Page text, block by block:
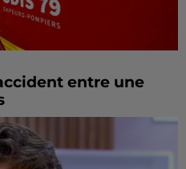
entre une